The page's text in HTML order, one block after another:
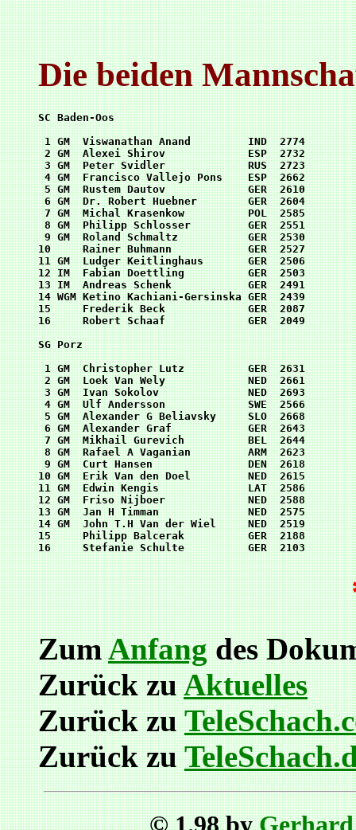
Die beiden
SC Baden-Oos
1 GM  Viswanathan Anand         IND  2774
2 GM  Alexei Shirov             ESP  2732
3 GM  Peter Svidler             RUS  2723
4 GM  Francisco Vallejo Pons    ESP  2662
5 GM  Rustem Dautov             GER  2610
6 GM  Dr. Robert Huebner        GER  2604
7 GM  Michal Krasenkow          POL  2585
8 GM  Philipp Schlosser         GER  2551
9 GM  Roland Schmaltz           GER  2530
10     Rainer Buhmann            GER  2527
11 GM  Ludger Keitlinghaus       GER  2506
12 IM  Fabian Doettling          GER  2503
13 IM  Andreas Schenk            GER  2491
14 WGM Ketino Kachiani-Gersinska GER  2439
15     Frederik Beck             GER  2087
16     Robert Schaaf             GER  2049
SG Porz
1 GM  Christopher Lutz          GER  2631
2 GM  Loek Van Wely             NED  2661
3 GM  Ivan Sokolov              NED  2693
4 GM  Ulf Andersson             SWE  2566
5 GM  Alexander G Beliavsky     SLO  2668
6 GM  Alexander Graf            GER  2643
7 GM  Mikhail Gurevich          BEL  2644
8 GM  Rafael A Vaganian         ARM  2623
9 GM  Curt Hansen               DEN  2618
10 GM  Erik Van den Doel         NED  2615
11 GM  Edwin Kengis              LAT  2586
12 GM  Friso Nijboer             NED  2588
13 GM  Jan H Timman              NED  2575
14 GM  John T.H Van der Wiel     NED  2519
15     Philipp Balcerak          GER  2188
ZumAnfangdes
Zurück zuAktuelles
Zurück zu
Zurück zu